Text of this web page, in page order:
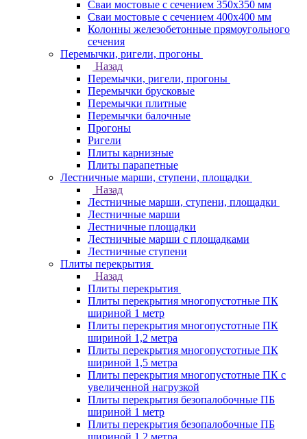
Сваи мостовые с сечением 350х350 мм
Сваи мостовые с сечением 400х400 мм
Колонны железобетонные прямоугольного
сечения
Перемычки, ригели, прогоны
Назад
Перемычки, ригели, прогоны
Перемычки брусковые
Перемычки плитные
Перемычки балочные
Прогоны
Ригели
Плиты карнизные
Плиты парапетные
Лестничные марши, ступени, площадки
Назад
Лестничные марши, ступени, площадки
Лестничные марши
Лестничные площадки
Лестничные марши с площадками
Лестничные ступени
Плиты перекрытия
Назад
Плиты перекрытия
Плиты перекрытия многопустотные ПК
шириной 1 метр
Плиты перекрытия многопустотные ПК
шириной 1,2 метра
Плиты перекрытия многопустотные ПК
шириной 1,5 метра
Плиты перекрытия многопустотные ПК с
увеличенной нагрузкой
Плиты перекрытия безопалобочные ПБ
шириной 1 метр
Плиты перекрытия безопалобочные ПБ
шириной 1,2 метра